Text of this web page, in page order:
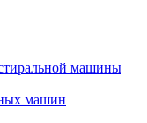
машины
машин